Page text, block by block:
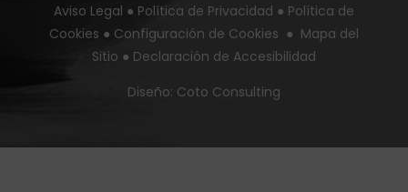
Aviso Legal ● Política de Privacidad ● Política de
Cookies ● Configuración de Cookies ● Mapa del
Sitio ● Declaración de Accesibilidad
Diseño: Coto Consulting